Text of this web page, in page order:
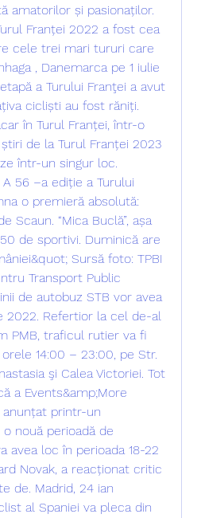
amatorilor și pasionaților.
Franței 2022 a fost cea
cele trei mari tururi care
, Danemarca pe 1 iulie
a Turului Franţei a avut
cicliști au fost răniți.
în Turul Franței, într-o
de la Turul Franței 2023
într-un singur loc.
56 –a ediție a Turului
o premieră absolută:
Scaun. “Mica Buclă”, așa
de sportivi. Duminică are
Sursă foto: TPBI
Transport Public
de autobuz STB vor avea
2022. Refertior la cel de-al
PMB, traficul rutier va fi
14:00 – 23:00, pe Str.
şi Calea Victoriei. Tot
a Events&amp;More
anunțat printr-un
nouă perioadă de
avea loc în perioada 18-22
Novak, a reacționat critic
de. Madrid, 24 ian
al Spaniei va pleca din